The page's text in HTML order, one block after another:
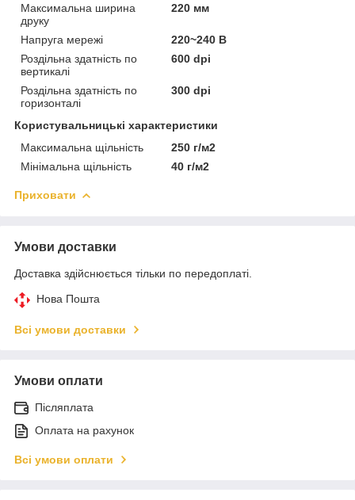
Максимальна ширина
друку
220 мм
Напруга мережі
220~240 В
Роздільна здатність по
вертикалі
600 dpi
Роздільна здатність по
горизонталі
300 dpi
Користувальницькі характеристики
Максимальна щільність
250 г/м2
Мінімальна щільність
40 г/м2
Приховати
Умови доставки
Доставка здійснюється тільки по передоплаті.
Нова Пошта
Всі умови доставки
Умови оплати
Післяплата
Оплата на рахунок
Всі умови оплати